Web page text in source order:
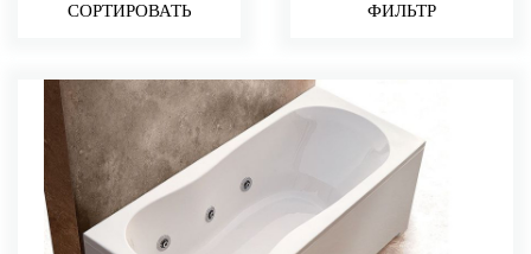
СОРТИРОВАТЬ ФИЛЬТР